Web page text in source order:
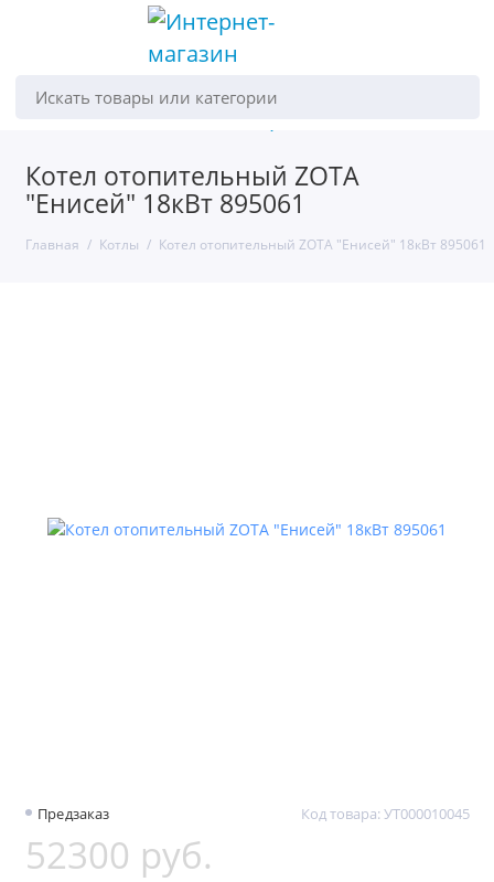
Искать товары или категории
Котел отопительный ZOTA
"Енисей" 18кВт 895061
Главная Котлы Котел отопительный ZOTA "Енисей" 18кВт 895061
Предзаказ Код товара: УТ000010045
52300 руб.